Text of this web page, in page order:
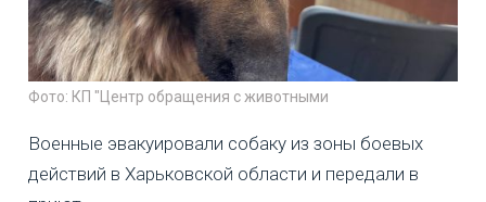
Фото: КП "Центр обращения с животными
Военные эвакуировали собаку из зоны боевых
действий в Харьковской области и передали в